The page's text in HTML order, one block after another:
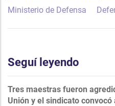
Ministerio de Defensa
Seguí leyendo
Tres maestras fueron
Unión y el sindicato